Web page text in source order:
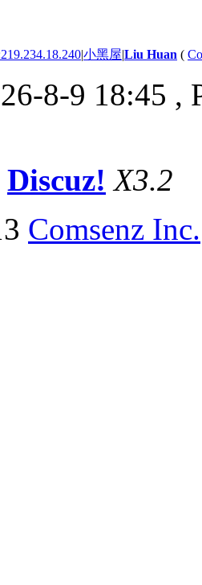
|小黑屋|Liu Huan (
8-9 18:45 ,
Discuz! X3.2
Comsenz Inc.